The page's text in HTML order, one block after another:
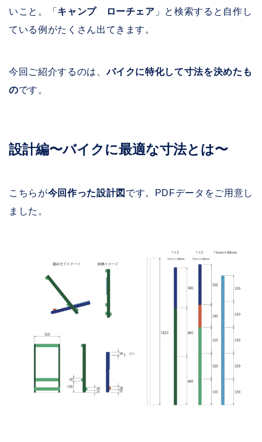
いこと。「キャンプ ローチェア 」と検索すると自作し
ている例がたくさん出てきます。
今回ご紹介するのは、バイクに特化して寸法を決めたも
のです。
設計編〜バイクに最適な寸法とは〜
こちらが今回作った設計図 です。PDFデータをご用意し
ました。